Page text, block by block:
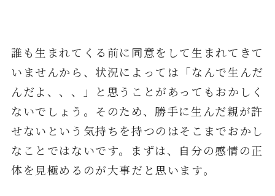
誰も生まれてくる前に同意をして生まれてきて
いませんから、状況によっては「なんで生んだ
んだよ、、、」と思うことがあってもおかしく
ないでしょう。そのため、勝手に生んだ親が許
せないという気持ちを持つのはそこまでおかし
なことではないです。まずは、自分の感情の正
体を見極めるのが大事だと思います。